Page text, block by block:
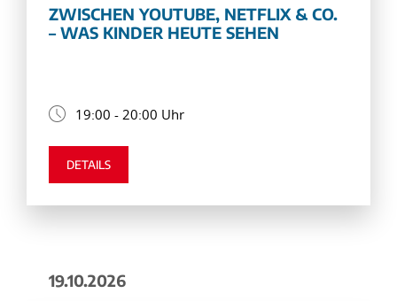
ZWISCHEN YOUTUBE, NETFLIX & CO.
– WAS KINDER HEUTE SEHEN
19:00 - 20:00 Uhr
DETAILS
19.10.2026